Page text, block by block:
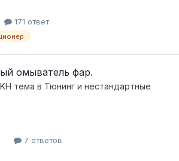
171 ответ
омыватель фар.
тема в Тюнинг и нестандартные
7 ответов